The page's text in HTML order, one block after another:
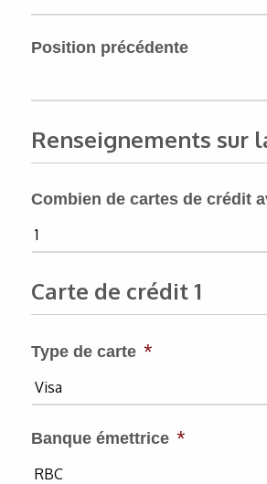
Position précédente
Renseignements sur
Combien de cartes de crédit
Carte de crédit 1
Type de carte *
Banque émettrice *